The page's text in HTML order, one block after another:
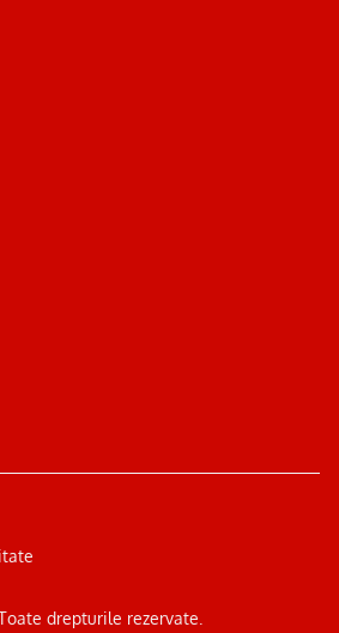
drepturile rezervate.